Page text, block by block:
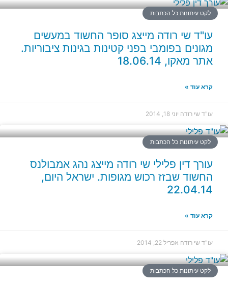
לקט עיתונות כל הכתבות
עו"ד שי רודה מייצג סופר החשוד במעשים
מגונים בפומבי בפני קטינות בגינות ציבוריות.
אתר מאקו, 18.06.14
קרא עוד »
עו"ד שי רודה יוני 18, 2014
לקט עיתונות כל הכתבות
עורך דין פלילי שי רודה מייצג נהג אמבולנס
החשוד שבזז רכוש מגופות. ישראל היום,
22.04.14
קרא עוד »
עו"ד שי רודה אפריל 22, 2014
לקט עיתונות כל הכתבות